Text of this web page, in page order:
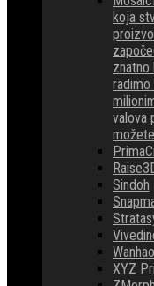
koja
radimo
valova
Sindoh
Wanhao
XYZ